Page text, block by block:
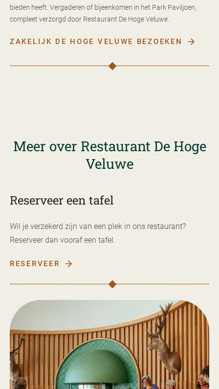
bieden heeft. Vergaderen of bijeenkomen in het Park Paviljoen,
compleet verzorgd door Restaurant De Hoge Veluwe.
ZAKELIJK DE HOGE VELUWE BEZOEKEN
Meer over Restaurant De Hoge
Veluwe
Reserveer een tafel
Wil je verzekerd zijn van een plek in ons restaurant?
Reserveer dan vooraf een tafel.
RESERVEER